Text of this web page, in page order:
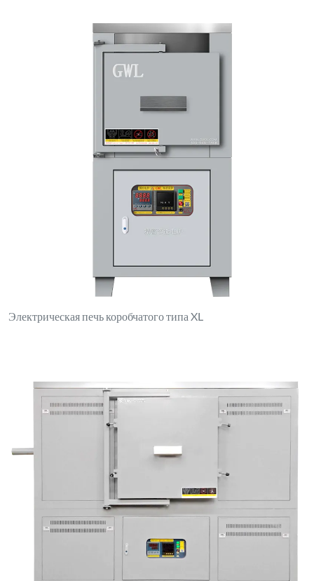
Электрическая печь коробчатого типа XL
конструкцией